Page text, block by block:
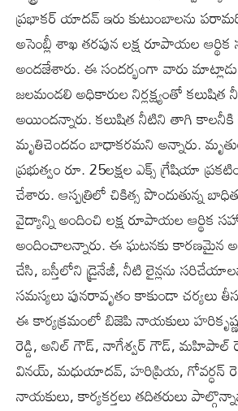
ప్రభాకర్ యాదవ్ ఇరు కుటుంబాలను
అసెంబ్లీ శాఖ తరపున లక్ష రూపాయల
అందజేశారు. ఈ సందర్భంగా వారు
జలమండలి అధికారుల నిర్లక్ష్యంతో
అయిందన్నారు. కలుషిత నీటిని తాగి కాలనీకి
మృతిచెందడం బాధాకరమని అన్నారు. మృతుల
ప్రభుత్వం రూ. 25లక్షల ఎక్స్ గ్రేషియా
చేశారు. ఆస్పత్రిలో చికిత్స పొందుతున్న
వైద్యాన్ని అందించి లక్ష రూపాయల ఆర్థిక
అందించాలన్నారు. ఈ ఘటనకు కారణమైన
‌చేసి, బస్తీలోని డ్రైనేజీ, నీటి లైన్లను
సమస్యలు పునరావృతం కాకుండా చర్యలు
ఈ కార్యక్రమంలో బిజెపి నాయకులు
రెడ్డి, అనిల్ గౌడ్, నాగేశ్వర్ గౌడ్, మహిపాల్
వినయ్, మధుయాదవ్, హరిప్రియ, గోవర్ధన్
నాయకులు, కార్యకర్తలు తదితరులు